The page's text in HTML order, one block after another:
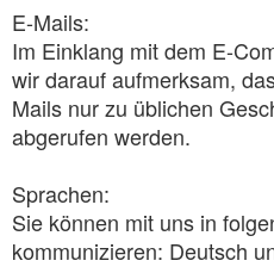
E-Mails:
Im Einklang mit dem E-
wir darauf aufmerksam,
Mails nur zu üblichen
abgerufen werden.
Sprachen:
Sie können mit uns in
kommunizieren: Deutsch